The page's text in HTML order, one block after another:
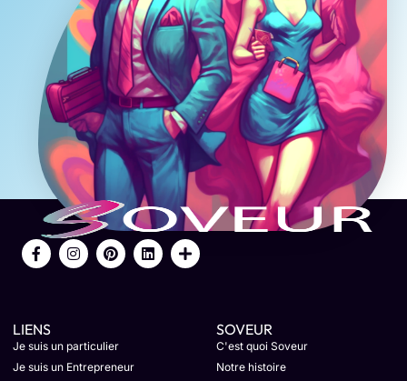
LIENS
Je suis un particulier
Je suis un Entrepreneur
SOVEUR
C'est quoi Soveur
Notre histoire